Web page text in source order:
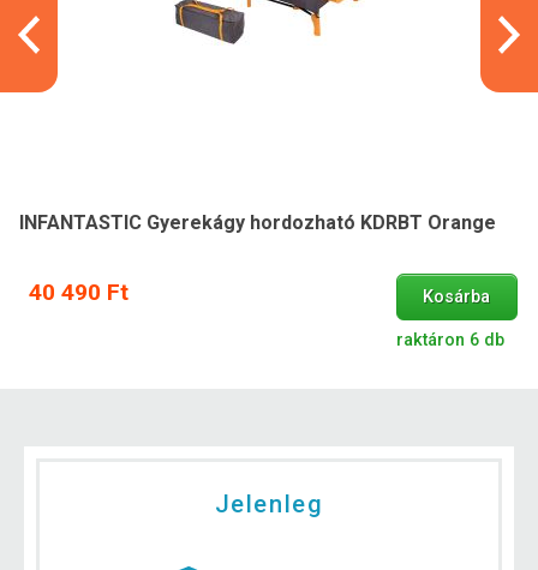
INFANTASTIC Gyerekágy hordozható KDRBT Orange
40 490 Ft Kosárba
raktáron 6 db
Jelenleg